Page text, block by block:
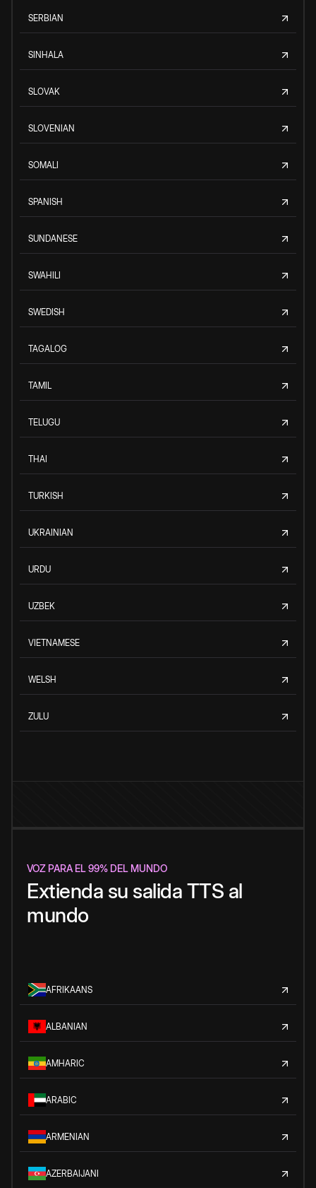
SERBIAN
SINHALA
SLOVAK
SLOVENIAN
SOMALI
SPANISH
SUNDANESE
SWAHILI
SWEDISH
TAGALOG
TAMIL
TELUGU
THAI
TURKISH
UKRAINIAN
URDU
UZBEK
VIETNAMESE
WELSH
ZULU
VOZ PARA EL 99% DEL MUNDO
Extienda su salida TTS al
mundo
AFRIKAANS
ALBANIAN
AMHARIC
ARABIC
ARMENIAN
AZERBAIJANI